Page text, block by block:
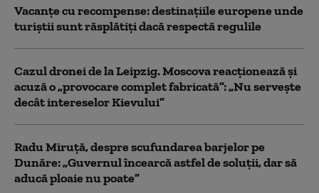
Vacanțe cu recompense: destinațiile europene unde
turiștii sunt răsplătiți dacă respectă regulile
Cazul dronei de la Leipzig. Moscova reacționează și
acuză o „provocare complet fabricată”: „Nu serveşte
decât intereselor Kievului”
Radu Miruță, despre scufundarea barjelor pe
Dunăre: „Guvernul încearcă astfel de soluții, dar să
aducă ploaie nu poate”